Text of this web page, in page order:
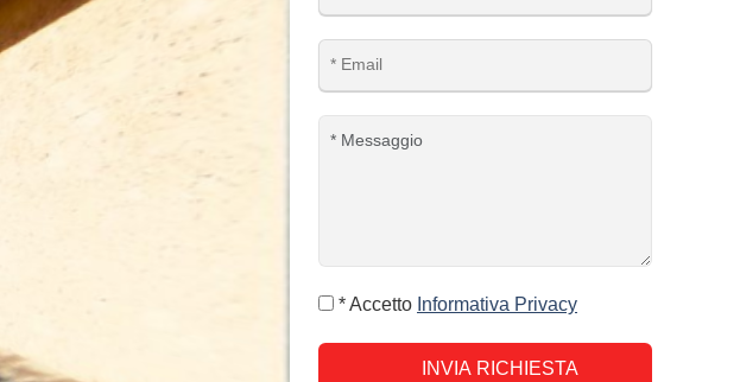
* Accetto Informativa Privacy
INVIA RICHIESTA